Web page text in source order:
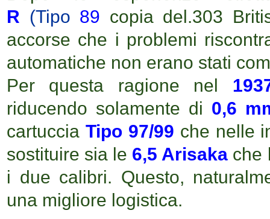
R (Tipo 89 copia del.303
accorse che i problemi
automatiche non erano stati
Per questa ragione nel
riducendo solamente di 0,6
cartuccia Tipo 97/99 che nelle
sostituire sia le 6,5 Arisaka che
i due calibri. Questo,
una migliore logistica.